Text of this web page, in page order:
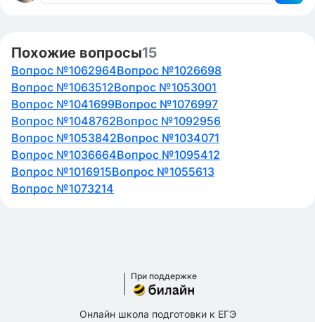
Похожие вопросы15
Вопрос №1062964Вопрос №1026698
Вопрос №1063512Вопрос №1053001
Вопрос №1041699Вопрос №1076997
Вопрос №1048762Вопрос №1092956
Вопрос №1053842Вопрос №1034071
Вопрос №1036664Вопрос №1095412
Вопрос №1016915Вопрос №1055613
Вопрос №1073214
При поддержке
Онлайн школа подготовки к ЕГЭ